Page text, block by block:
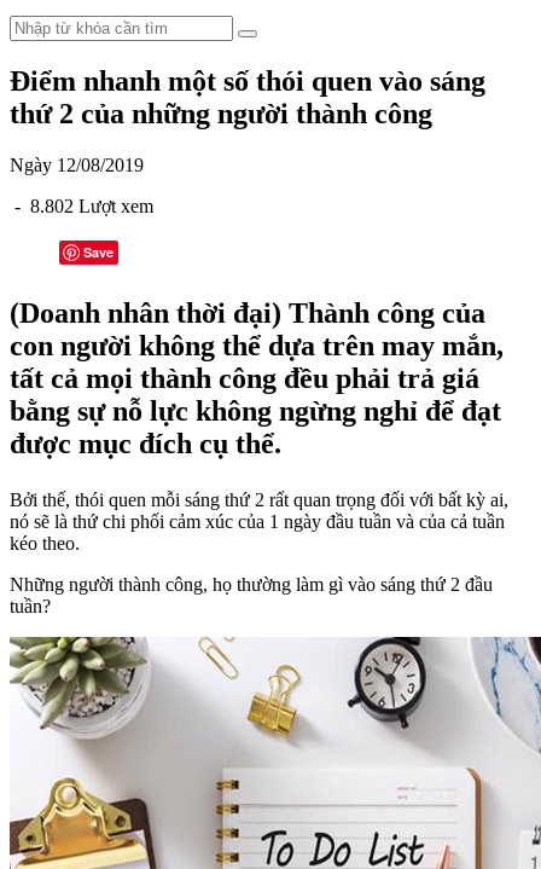
Điểm nhanh một số thói quen vào sáng
thứ 2 của những người thành công
Ngày 12/08/2019
- 8.802 Lượt xem
Save
(Doanh nhân thời đại) Thành công của
con người không thể dựa trên may mắn,
tất cả mọi thành công đều phải trả giá
bằng sự nỗ lực không ngừng nghỉ để đạt
được mục đích cụ thể.
Bởi thế, thói quen mỗi sáng thứ 2 rất quan trọng đối với bất kỳ ai,
nó sẽ là thứ chi phối cảm xúc của 1 ngày đầu tuần và của cả tuần
kéo theo.
Những người thành công, họ thường làm gì vào sáng thứ 2 đầu
tuần?